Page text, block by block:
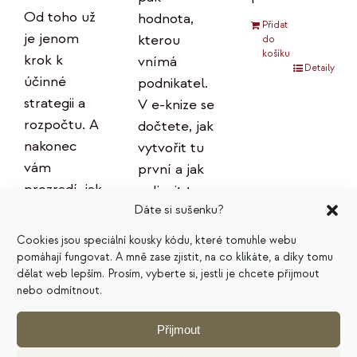
Dáte si sušenku?
Cookies jsou speciální kousky kódu, které tomuhle webu
pomáhají fungovat. A mně zase zjistit, na co klikáte, a díky tomu
dělat web lepším. Prosím, vyberte si, jestli je chcete přijmout
nebo odmítnout.
Přijmout
Od toho už
je jenom
krok k
účinné
strategii a
rozpočtu. A
nakonec
vám
prozradí, jak
správně
používat,
aby
skutečně
hodnota,
kterou
vnímá
podnikatel.
V e-knize se
dočtete, jak
vytvořit tu
první a jak
ovlivnit tu
druhou.
Přidat
do
košíku
Přidat
do
košíku
Detaily